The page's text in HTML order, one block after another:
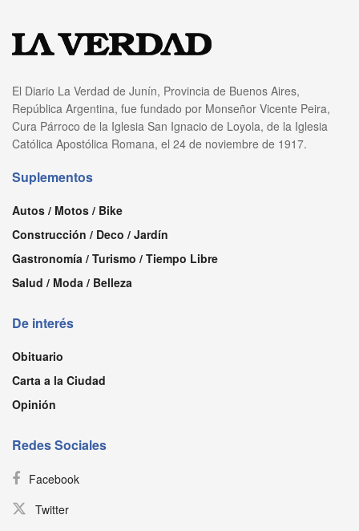
El Diario La Verdad de Junín, Provincia de Buenos Aires,
República Argentina, fue fundado por Monseñor Vicente Peira,
Cura Párroco de la Iglesia San Ignacio de Loyola, de la Iglesia
Católica Apostólica Romana, el 24 de noviembre de 1917.
Suplementos
Autos / Motos / Bike
Construcción / Deco / Jardín
Gastronomía / Turismo / Tiempo Libre
Salud / Moda / Belleza
De interés
Obituario
Carta a la Ciudad
Opinión
Redes Sociales
Facebook
Twitter